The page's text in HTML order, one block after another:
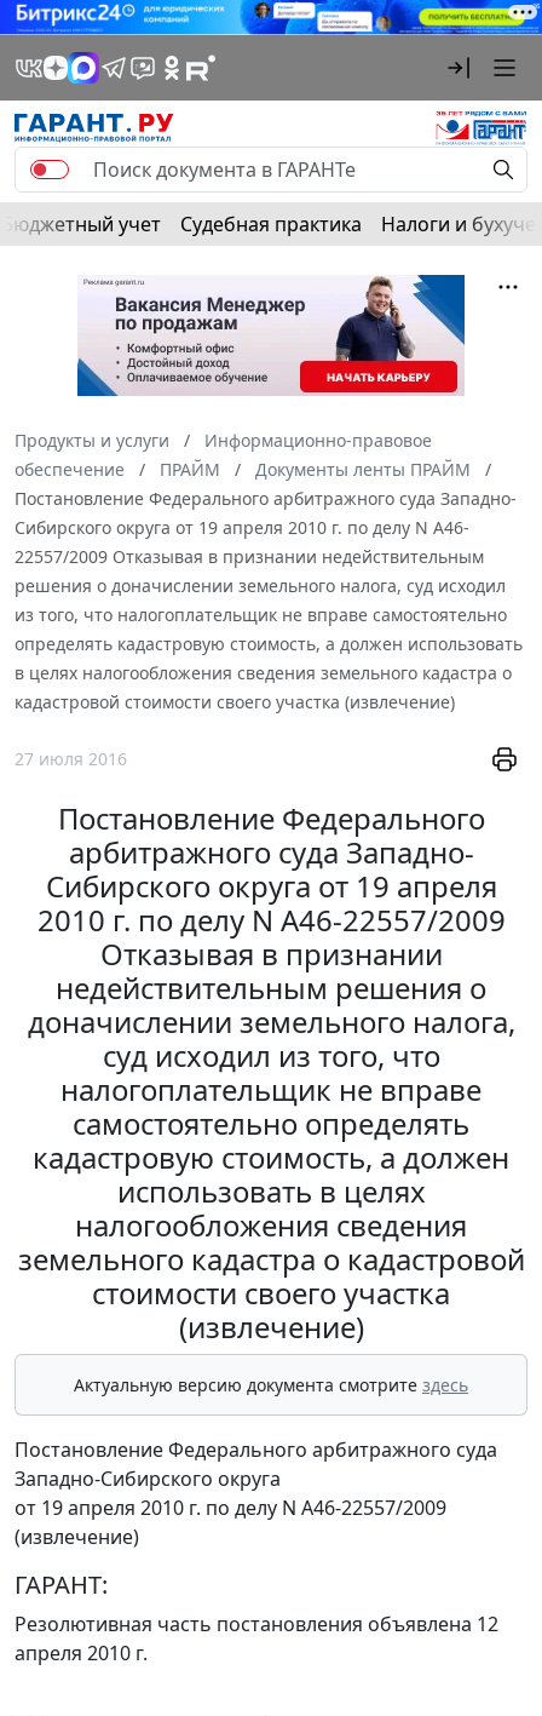
Бюджетный учет Судебная практика Налоги и
Продукты и услуги
Информационно-правовое
обеспечение
ПРАЙМ
Документы ленты ПРАЙМ
Постановление Федерального арбитражного суда Западно-
Сибирского округа от 19 апреля 2010 г. по делу N А46-
22557/2009 Отказывая в признании недействительным
решения о доначислении земельного налога, суд исходил
из того, что налогоплательщик не вправе самостоятельно
определять кадастровую стоимость, а должен использовать
в целях налогообложения сведения земельного кадастра о
кадастровой стоимости своего участка (извлечение)
27 июля 2016
Постановление Федерального
арбитражного суда Западно-
Сибирского округа от 19 апреля
2010 г. по делу N А46-22557/2009
Отказывая в признании
недействительным решения о
доначислении земельного налога,
суд исходил из того, что
налогоплательщик не вправе
самостоятельно определять
кадастровую стоимость, а должен
использовать в целях
налогообложения сведения
земельного кадастра о кадастровой
стоимости своего участка
(извлечение)
Актуальную версию документа смотрите здесь
Постановление Федерального арбитражного суда
Западно-Сибирского округа
от 19 апреля 2010 г. по делу N А46-22557/2009
(извлечение)
ГАРАНТ:
Резолютивная часть постановления объявлена 12
апреля 2010 г.